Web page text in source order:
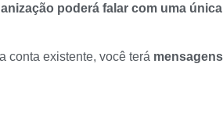
poderá falar com uma
conta existente, você terá